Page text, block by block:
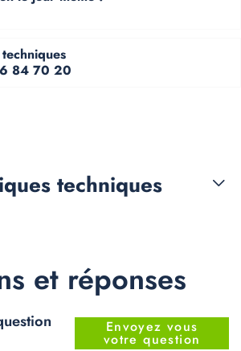
84 70 20
techniques
et réponses
Envoyez vous
votre question